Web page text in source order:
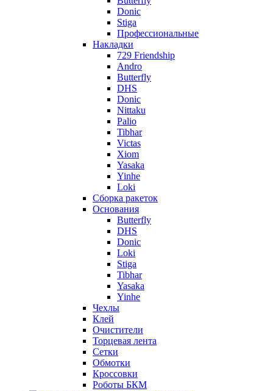
Donic
Stiga
Профессиональные
Накладки
729 Friendship
Andro
Butterfly
DHS
Donic
Nittaku
Palio
Tibhar
Victas
Xiom
Yasaka
Yinhe
Loki
Сборка ракеток
Основания
Butterfly
DHS
Donic
Loki
Stiga
Tibhar
Yasaka
Yinhe
Чехлы
Клей
Очистители
Торцевая лента
Сетки
Обмотки
Кроссовки
Роботы БКМ